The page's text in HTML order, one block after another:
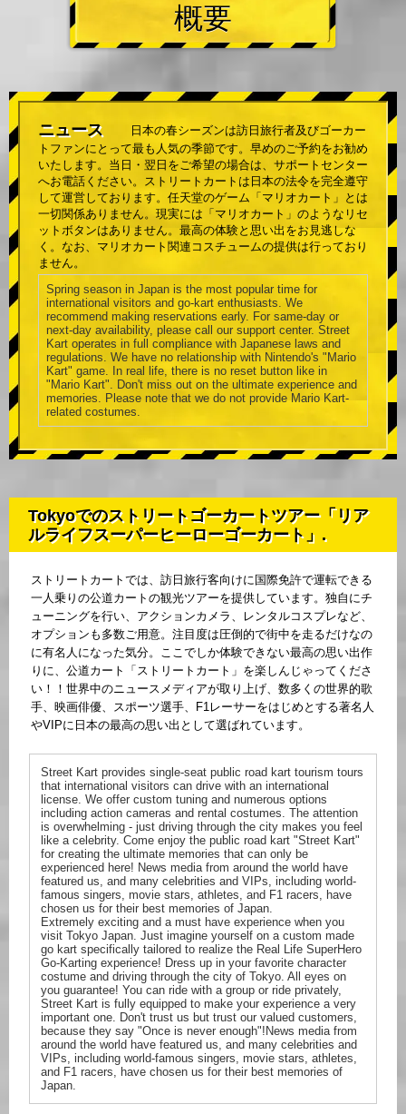
概要
ニュース
日本の春シーズンは訪日旅行者及びゴーカー
トファンにとって最も人気の季節です。早めのご予約をお勧め
いたします。当日・翌日をご希望の場合は、サポートセンター
へお電話ください。ストリートカートは日本の法令を完全遵守
して運営しております。任天堂のゲーム「マリオカート」とは
一切関係ありません。現実には「マリオカート」のようなリセ
ットボタンはありません。最高の体験と思い出をお見逃しな
く。なお、マリオカート関連コスチュームの提供は行っており
ません。
Spring season in Japan is the most popular time for
international visitors and go-kart enthusiasts. We
recommend making reservations early. For same-day or
next-day availability, please call our support center. Street
Kart operates in full compliance with Japanese laws and
regulations. We have no relationship with Nintendo's "Mario
Kart" game. In real life, there is no reset button like in
"Mario Kart". Don't miss out on the ultimate experience and
memories. Please note that we do not provide Mario Kart-
related costumes.
Tokyoでのストリートゴーカートツアー「リア
ルライフスーパーヒーローゴーカート」.
ストリートカートでは、訪日旅行客向けに国際免許で運転できる
一人乗りの公道カートの観光ツアーを提供しています。独自にチ
ューニングを行い、アクションカメラ、レンタルコスプレなど、
オプションも多数ご用意。注目度は圧倒的で街中を走るだけなの
に有名人になった気分。ここでしか体験できない最高の思い出作
りに、公道カート「ストリートカート」を楽しんじゃってくださ
い！！世界中のニュースメディアが取り上げ、数多くの世界的歌
手、映画俳優、スポーツ選手、F1レーサーをはじめとする著名人
やVIPに日本の最高の思い出として選ばれています。
Street Kart provides single-seat public road kart tourism tours
that international visitors can drive with an international
license. We offer custom tuning and numerous options
including action cameras and rental costumes. The attention
is overwhelming - just driving through the city makes you feel
like a celebrity. Come enjoy the public road kart "Street Kart"
for creating the ultimate memories that can only be
experienced here! News media from around the world have
featured us, and many celebrities and VIPs, including world-
famous singers, movie stars, athletes, and F1 racers, have
chosen us for their best memories of Japan.
Extremely exciting and a must have experience when you
visit Tokyo Japan. Just imagine yourself on a custom made
go kart specifically tailored to realize the Real Life SuperHero
Go-Karting experience! Dress up in your favorite character
costume and driving through the city of Tokyo. All eyes on
you guarantee! You can ride with a group or ride privately,
Street Kart is fully equipped to make your experience a very
important one. Don't trust us but trust our valued customers,
because they say "Once is never enough"!News media from
around the world have featured us, and many celebrities and
VIPs, including world-famous singers, movie stars, athletes,
and F1 racers, have chosen us for their best memories of
Japan.